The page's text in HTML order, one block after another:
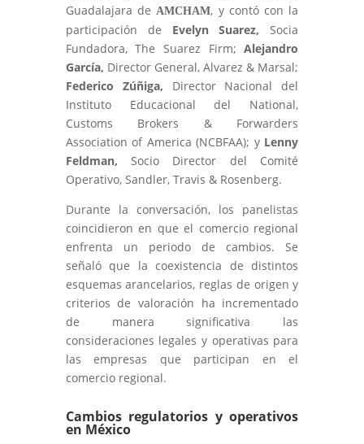
Guadalajara de AMCHAM, y contó con la
participación de Evelyn Suarez, Socia
Fundadora,The Suarez Firm; Alejandro
García, Director General,Alvarez & Marsal;
Federico Zúñiga, Director Nacional del
Instituto Educacional del National,
Customs Brokers & Forwarders
Association of America (NCBFAA); y Lenny
Feldman, Socio Director del Comité
Operativo, Sandler, Travis & Rosenberg.
Durante la conversación, los panelistas
coincidieron en que el comercio regional
enfrenta un periodo de cambios. Se
señaló que la coexistencia de distintos
esquemas arancelarios, reglas de origen y
criterios de valoración ha incrementado
de manera significativa las
consideraciones legales y operativas para
las empresas que participan en el
comercio regional.
Cambios regulatorios y operativos
en México